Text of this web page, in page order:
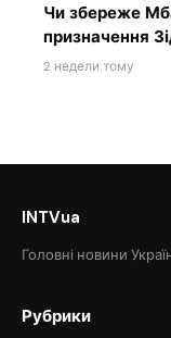
Чи збереже
призначення
2 недели тому
INTVua
Головні новини
Рубрики